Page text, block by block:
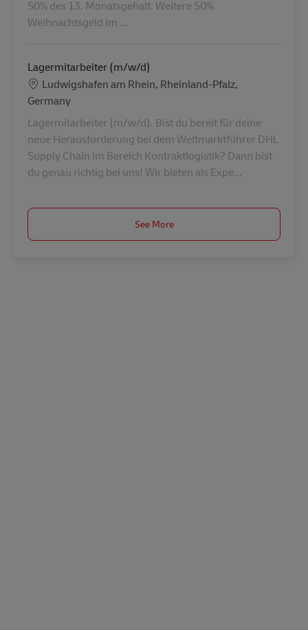
50% des 13. Monatsgehalt. Weitere 50%
Weihnachtsgeld im ...
Lagermitarbeiter (m/w/d)
Location
Ludwigshafen am Rhein, Rheinland-Pfalz,
Germany
Lagermitarbeiter (m/w/d). Bist du bereit für deine
neue Herausforderung bei dem Weltmarktführer DHL
Supply Chain im Bereich Kontraktlogistik? Dann bist
du genau richtig bei uns! Wir bieten als Expe...
See More